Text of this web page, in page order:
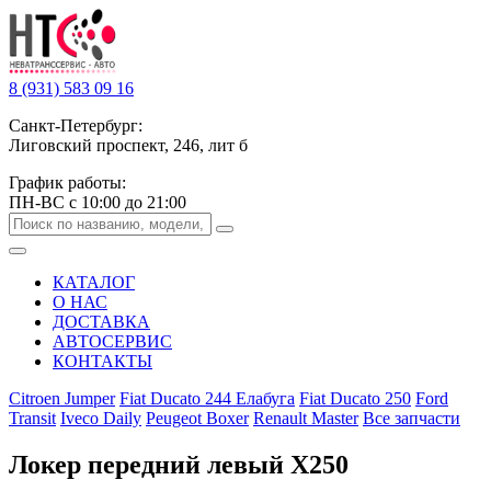
8 (931) 583 09 16
Санкт-Петербург:
Лиговский проспект, 246, лит б
График работы:
ПН-ВС с 10:00 до 21:00
КАТАЛОГ
О НАС
ДОСТАВКА
АВТОСЕРВИС
КОНТАКТЫ
Citroen Jumper Fiat Ducato 244 Елабуга Fiat Ducato 250 Ford
Transit Iveco Daily Peugeot Boxer Renault Master Все запчасти
Локер передний левый Х250